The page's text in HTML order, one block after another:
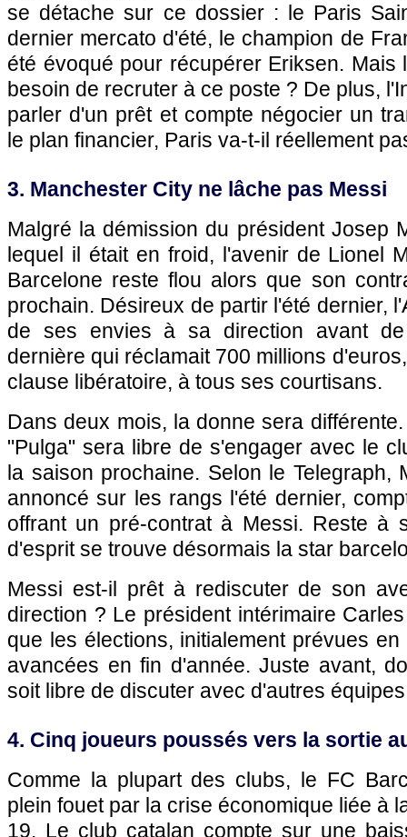
se détache sur ce dossier : le Paris
dernier mercato d'été, le champion de
été évoqué pour récupérer Eriksen. Mais
besoin de recruter à ce poste ? De plus,
parler d'un prêt et compte négocier un
le plan financier, Paris va-t-il réellement
3. Manchester City ne lâche pas Messi
Malgré la démission du président Josep
lequel il était en froid, l'avenir de Lionel
Barcelone reste flou alors que son
prochain. Désireux de partir l'été dernier,
de ses envies à sa direction avant
dernière qui réclamait 700 millions
clause libératoire, à tous ses courtisans.
Dans deux mois, la donne sera
"Pulga" sera libre de s'engager avec le
la saison prochaine. Selon le Telegraph,
annoncé sur les rangs l'été dernier,
offrant un pré-contrat à Messi. Reste à
d'esprit se trouve désormais la star
Messi est-il prêt à rediscuter de son
direction ? Le président intérimaire
que les élections, initialement prévues
avancées en fin d'année. Juste avant,
soit libre de discuter avec d'autres
4. Cinq joueurs poussés vers la sortie
Comme la plupart des clubs, le FC
plein fouet par la crise économique liée à
19. Le club catalan compte sur une